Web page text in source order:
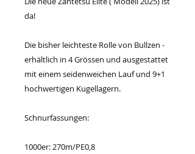
da!
Die bisher leichteste Rolle von Bullzen -
erhältlich in 4 Grössen und ausgestattet
mit einem seidenweichen Lauf und 9+1
hochwertigen Kugellagern.
Schnurfassungen:
1000er: 270m/PE0,8